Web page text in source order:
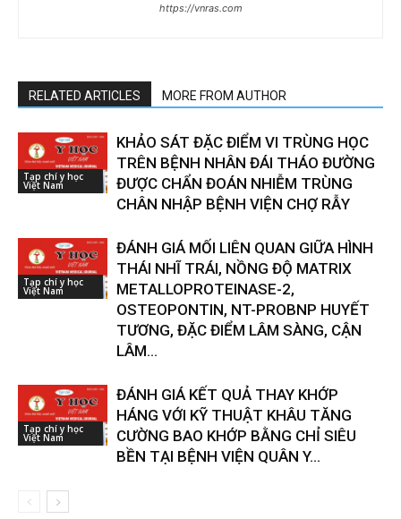
https://vnras.com
RELATED ARTICLES MORE FROM AUTHOR
Tạp chí y học
Việt Nam
KHẢO SÁT ĐẶC ĐIỂM VI TRÙNG HỌC
TRÊN BỆNH NHÂN ĐÁI THÁO ĐƯỜNG
ĐƯỢC CHẨN ĐOÁN NHIỄM TRÙNG
CHÂN NHẬP BỆNH VIỆN CHỢ RẪY
Tạp chí y học
Việt Nam
ĐÁNH GIÁ MỐI LIÊN QUAN GIỮA HÌNH
THÁI NHĨ TRÁI, NỒNG ĐỘ MATRIX
METALLOPROTEINASE-2,
OSTEOPONTIN, NT-PROBNP HUYẾT
TƯƠNG, ĐẶC ĐIỂM LÂM SÀNG, CẬN
LÂM...
Tạp chí y học
Việt Nam
ĐÁNH GIÁ KẾT QUẢ THAY KHỚP
HÁNG VỚI KỸ THUẬT KHÂU TĂNG
CƯỜNG BAO KHỚP BẰNG CHỈ SIÊU
BỀN TẠI BỆNH VIỆN QUÂN Y...